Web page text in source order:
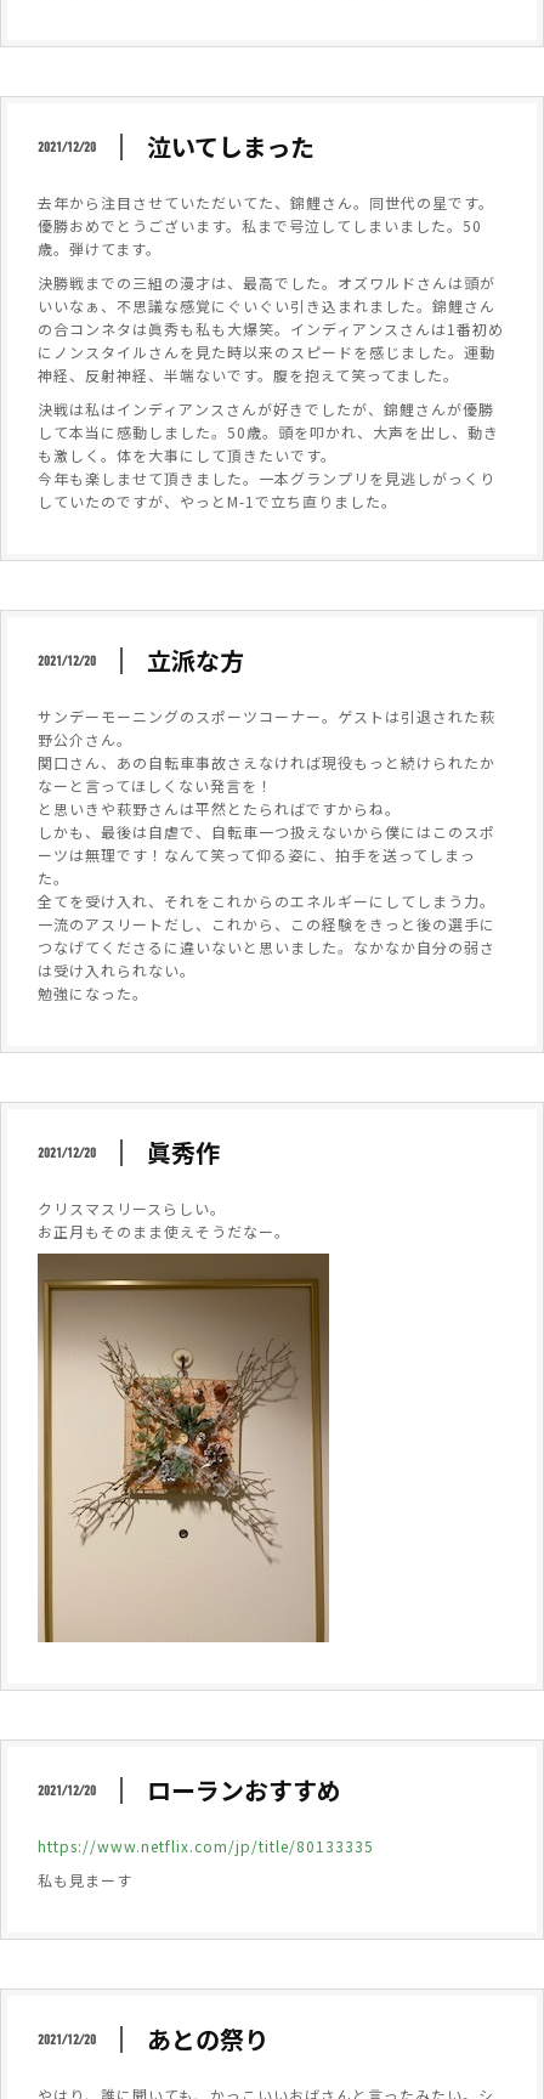
2021/12/20 泣いてしまった
去年から注目させていただいてた、錦鯉さん。同世代の星です。
優勝おめでとうございます。私まで号泣してしまいました。50
歳。弾けてます。
決勝戦までの三組の漫才は、最高でした。オズワルドさんは頭が
いいなぁ、不思議な感覚にぐいぐい引き込まれました。錦鯉さん
の合コンネタは眞秀も私も大爆笑。インディアンスさんは1番初め
にノンスタイルさんを見た時以来のスピードを感じました。運動
神経、反射神経、半端ないです。腹を抱えて笑ってました。
決戦は私はインディアンスさんが好きでしたが、錦鯉さんが優勝
して本当に感動しました。50歳。頭を叩かれ、大声を出し、動き
も激しく。体を大事にして頂きたいです。
今年も楽しませて頂きました。一本グランプリを見逃しがっくり
していたのですが、やっとM-1で立ち直りました。
2021/12/20 立派な方
サンデーモーニングのスポーツコーナー。ゲストは引退された萩
野公介さん。
関口さん、あの自転車事故さえなければ現役もっと続けられたか
なーと言ってほしくない発言を！
と思いきや萩野さんは平然とたらればですからね。
しかも、最後は自虐で、自転車一つ扱えないから僕にはこのスポ
ーツは無理です！なんて笑って仰る姿に、拍手を送ってしまっ
た。
全てを受け入れ、それをこれからのエネルギーにしてしまう力。
一流のアスリートだし、これから、この経験をきっと後の選手に
つなげてくださるに違いないと思いました。なかなか自分の弱さ
は受け入れられない。
勉強になった。
2021/12/20 眞秀作
クリスマスリースらしい。
お正月もそのまま使えそうだなー。
2021/12/20 ローランおすすめ
https://www.netflix.com/jp/title/80133335
私も見まーす
2021/12/20 あとの祭り
やはり、誰に聞いても、かっこいいおばさんと言ったみたい。シ